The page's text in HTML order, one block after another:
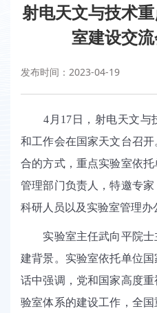
射电天文与技术
室建设交
发布时间：2023-04-19
4 月 17 日，射电天文与
和工作会在国家天文台召
合的方式，重点实验室依
管理部门负责人，特邀专
科研人员以及实验室管理办
实验室主任武向平院
建背景。实验室依托单位
话中强调，党和国家高度
验室体系的建设工作，全